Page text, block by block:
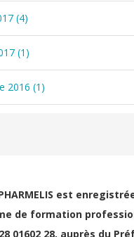
(4)
(1)
2016 (1)
est
de formation
01602 28, auprès du